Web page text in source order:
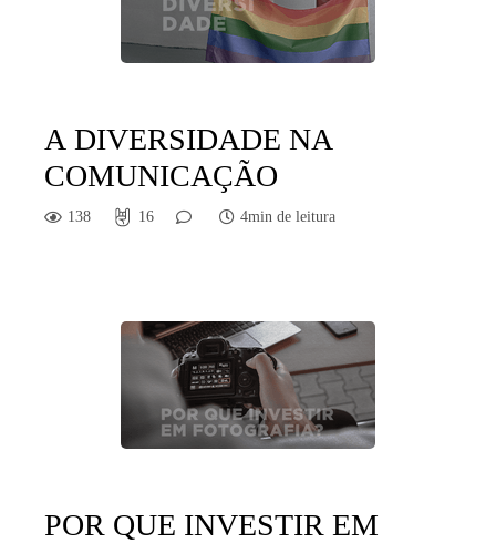
A DIVERSIDADE NA
COMUNICAÇÃO
138 16 4min de leitura
POR QUE INVESTIR EM